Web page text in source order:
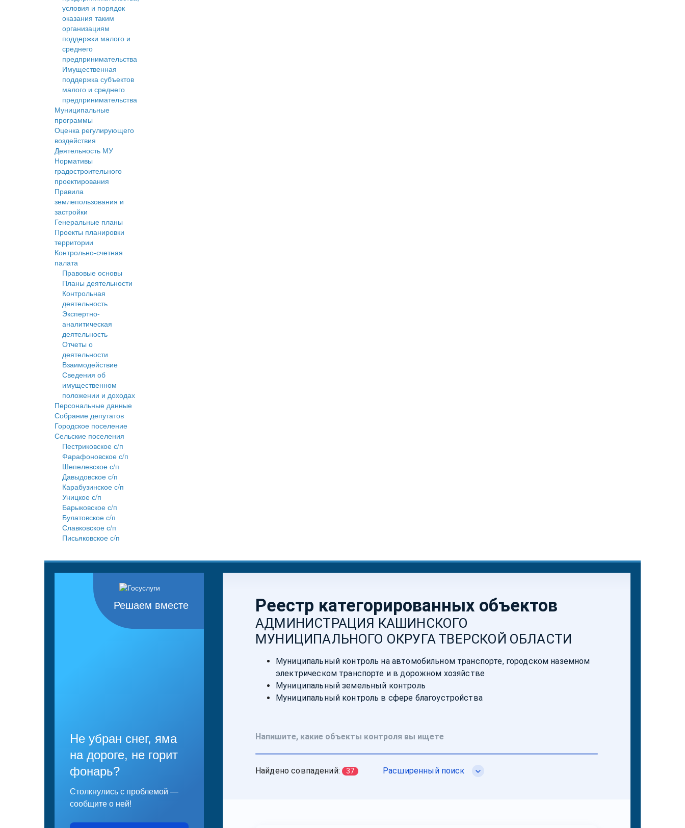
условия и порядок
оказания таким
организациям
поддержки малого и
среднего
предпринимательства
Имущественная
поддержка субъектов
малого и среднего
предпринимательства
Муниципальные
программы
Оценка регулирующего
воздействия
Деятельность МУ
Нормативы
градостроительного
проектирования
Правила
землепользования и
застройки
Генеральные планы
Проекты планировки
территории
Контрольно-счетная
палата
Правовые основы
Планы деятельности
Контрольная
деятельность
Экспертно-
аналитическая
деятельность
Отчеты о
деятельности
Взаимодействие
Сведения об
имущественном
положении и доходах
Персональные данные
Собрание депутатов
Городское поселение
Сельские поселения
Пестриковское с/п
Фарафоновское с/п
Шепелевское с/п
Давыдовское с/п
Карабузинское с/п
Уницкое с/п
Барыковское с/п
Булатовское с/п
Славковское с/п
Письяковское с/п
Решаем вместе
Не убран снег, яма
на дороге, не горит
фонарь?
Столкнулись с проблемой —
сообщите о ней!